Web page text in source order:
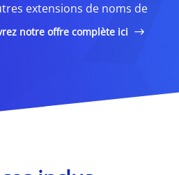
extensions de noms de
notre offre complète ici